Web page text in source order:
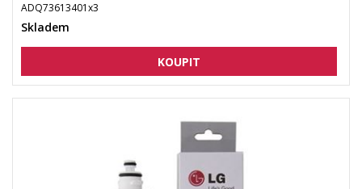
ADQ73613401x3
Skladem